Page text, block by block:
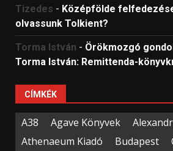
Tizedes - Középfölde
olvassunk Tolkient?
Torma István - Örökmozgó
Torma István: Remittenda-
CÍMKÉK
A38 Agave Könyvek
Athenaeum Kiadó
Budapest